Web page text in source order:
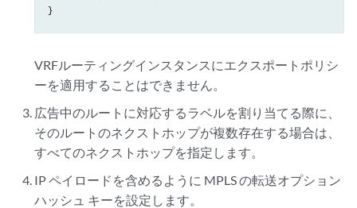
VRFルーティングインスタンスにエクスポートポリシ
ーを適用することはできません。
広告中のルートに対応するラベルを割り当てる際に、
そのルートのネクストホップが複数存在する場合は、
すべてのネクストホップを指定します。
IP ペイロードを含めるように MPLS の転送オプション
ハッシュ キーを設定します。